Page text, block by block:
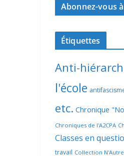
Abonnez-vous
Étiquettes
Anti-
l'école
etc. Chronique
Chroniques de l'A2CPA
Classes en
travail Collection